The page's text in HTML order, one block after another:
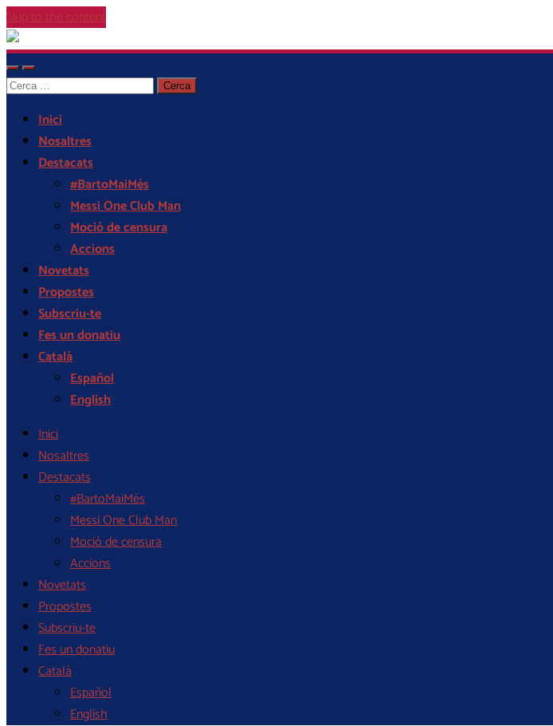
Skip to the content
Cor
Blaugrana
Toggle
mobile
menu
Toggle
search
field
Cerca:
Inici
Nosaltres
Destacats
#BartoMaiMés
Messi One Club Man
Moció de censura
Accions
Novetats
Propostes
Subscriu-te
Fes un donatiu
Català
Español
English
Inici
Nosaltres
Destacats
#BartoMaiMés
Messi One Club Man
Moció de censura
Accions
Novetats
Propostes
Subscriu-te
Fes un donatiu
Català
Español
English